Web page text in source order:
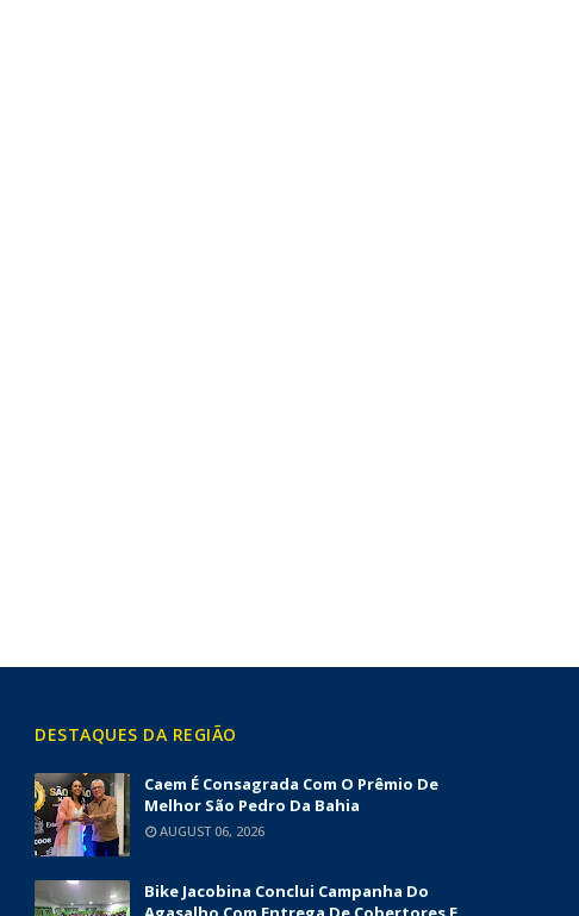
DESTAQUES DA REGIÃO
Caem É Consagrada Com O Prêmio De
Melhor São Pedro Da Bahia
AUGUST 06, 2026
Bike Jacobina Conclui Campanha Do